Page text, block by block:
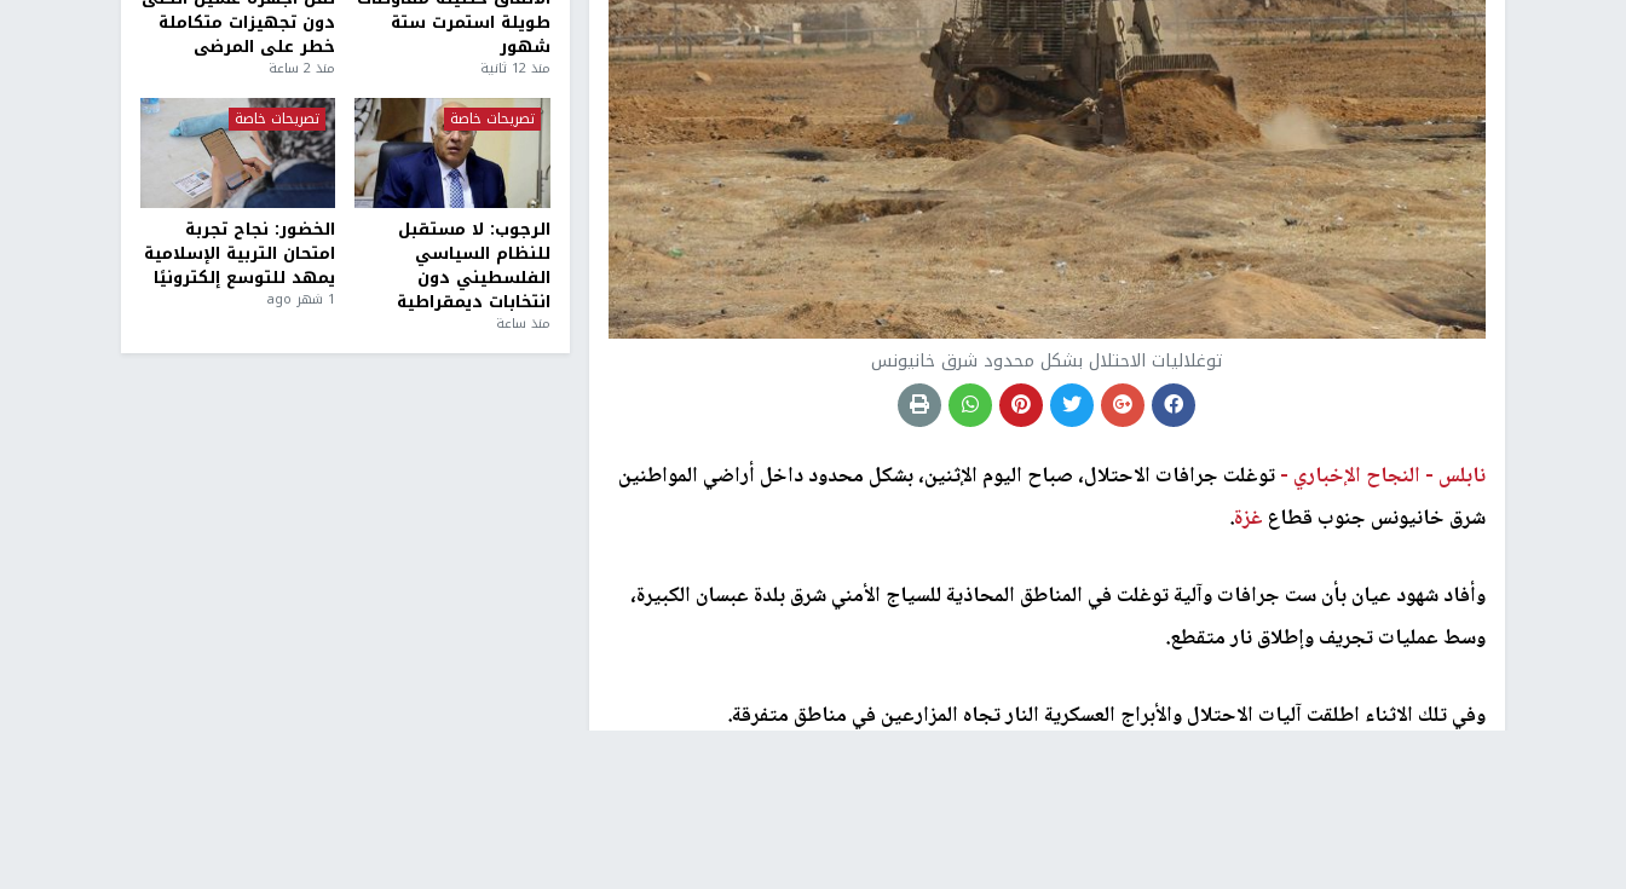
توغلاليات الاحتلال بشكل محدود شرق خانيونس
نابلس - النجاح الإخباري -توغلت جرافات الاحتلال، صباح اليوم الإثنين، بشكل محدود داخل أراضي المواطنين
شرق خانيونس جنوب قطاع غزة.
وأفاد شهود عيان بأن ست جرافات وآلية توغلت في المناطق المحاذية للسياج الأمني شرق بلدة عبسان الكبيرة،
وسط عمليات تجريف وإطلاق نار متقطع.
وفي تلك الاثناء اطلقت آليات الاحتلال والأبراج العسكرية النار تجاه المزارعين في مناطق متفرقة.
طويلة استمرت ستة
شهور
منذ 12 ثانية
دون تجهيزات متكاملة
خطر على المرضى
منذ 2 ساعة
تصريحات خاصة
الرجوب: لا مستقبل
للنظام السياسي
الفلسطيني دون
انتخابات ديمقراطية
منذ ساعة
تصريحات خاصة
الخضور: نجاح تجربة
امتحان التربية الإسلامية
يمهد للتوسع إلكترونيًا
1 شهر ago